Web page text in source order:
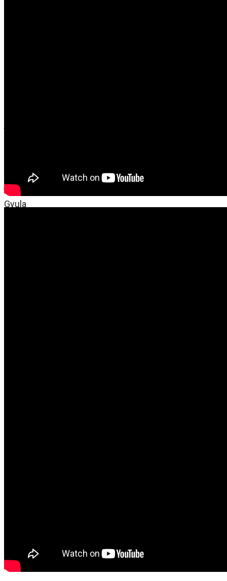
Gombaszög 2019 – Magyar érdekérvényesítés nagyhatalmi
játéktérben (1)
Gyula
Haraszti Mária
2011. október 27. csütörtök